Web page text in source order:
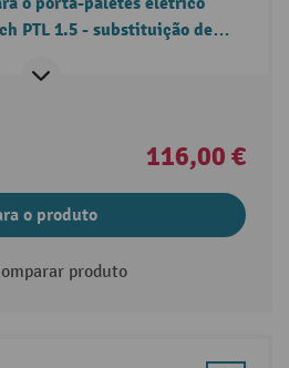
PTL 1.5 - substituição de
116,00 €
o produto
produto